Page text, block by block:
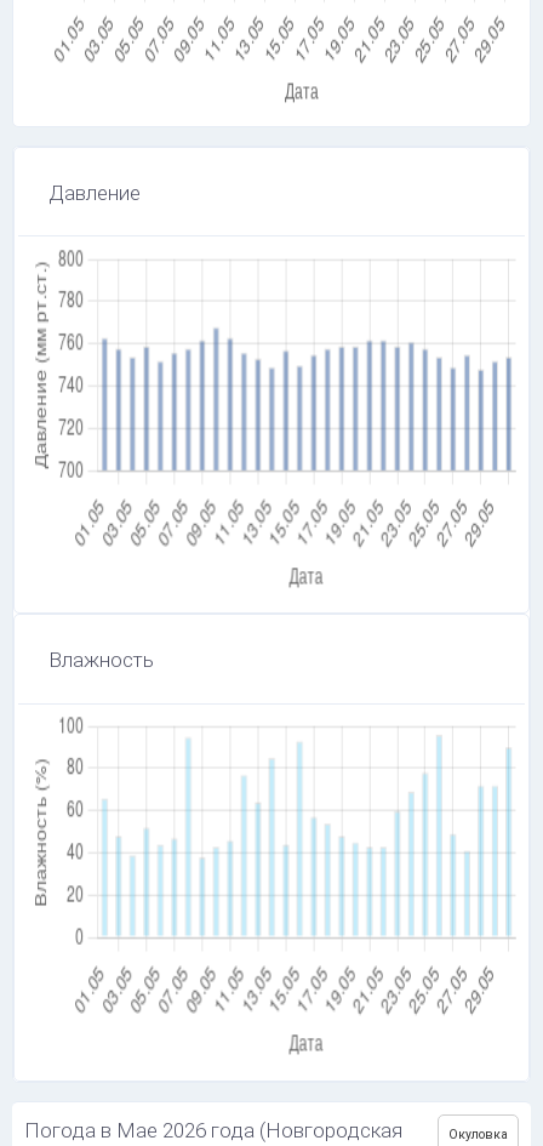
Давление
Влажность
Погода в Мае 2026 года (Новгородская
Окуловка